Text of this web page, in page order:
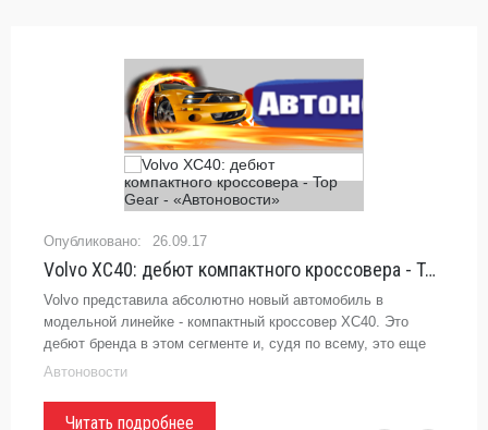
26.09.17
Volvo XC40: дебют компактного кроссовера - Top Gear - «Автоновости»
Volvo представила абсолютно новый автомобиль в
модельной линейке - компактный кроссовер XC40. Это
дебют бренда в этом сегменте и, судя по всему, это еще
далеко не финал.#Volvo#кроссоверЕсли вы продолжаете
Автоновости
Читать подробнее